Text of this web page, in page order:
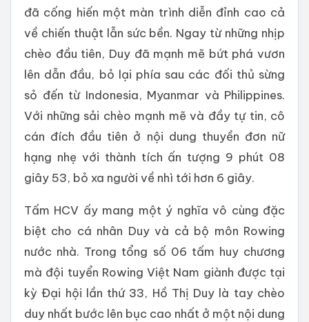
đã cống hiến một màn trình diễn đỉnh cao cả
về chiến thuật lẫn sức bền. Ngay từ những nhịp
chèo đầu tiên, Duy đã mạnh mẽ bứt phá vươn
lên dẫn đầu, bỏ lại phía sau các đối thủ sừng
sỏ đến từ Indonesia, Myanmar và Philippines.
Với những sải chèo mạnh mẽ và đầy tự tin, cô
cán đích đầu tiên ở nội dung thuyền đơn nữ
hạng nhẹ với thành tích ấn tượng 9 phút 08
giây 53, bỏ xa người về nhì tới hơn 6 giây.
Tấm HCV ấy mang một ý nghĩa vô cùng đặc
biệt cho cá nhân Duy và cả bộ môn Rowing
nước nhà. Trong tổng số 06 tấm huy chương
mà đội tuyển Rowing Việt Nam giành được tại
kỳ Đại hội lần thứ 33, Hồ Thị Duy là tay chèo
duy nhất bước lên bục cao nhất ở một nội dung